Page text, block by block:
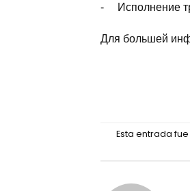
‑ Исполнение
Для большей
Esta entrada